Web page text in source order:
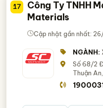
17
Công Ty TNHH
Materials
Cập nhật gần nhất:
NGÀNH:
Số 68/2
Thuận An,